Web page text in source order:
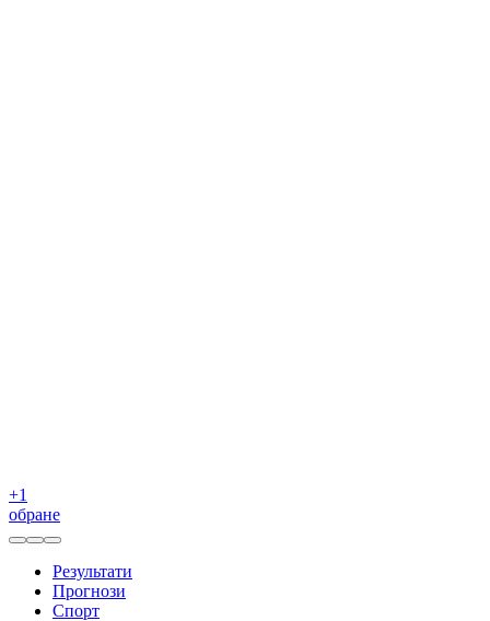
+1
обране
Результати
Прогнози
Спорт